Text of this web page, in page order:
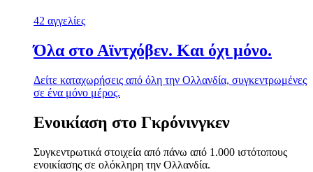
42 αγγελίες
Όλα στο Αϊντχόβεν. Και όχι μόνο.
Δείτε καταχωρήσεις από όλη την Ολλανδία, συγκεντρωμένες
σε ένα μόνο μέρος.
Ενοικίαση στο Γκρόνινγκεν
Συγκεντρωτικά στοιχεία από πάνω από 1.000 ιστότοπους
ενοικίασης σε ολόκληρη την Ολλανδία.